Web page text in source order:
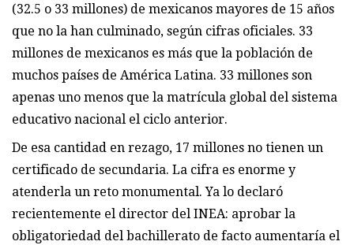
(32.5 o 33 millones) de mexicanos mayores de 15 años
que no la han culminado, según cifras oficiales. 33
millones de mexicanos es más que la población de
muchos países de América Latina. 33 millones son
apenas uno menos que la matrícula global del sistema
educativo nacional el ciclo anterior.
De esa cantidad en rezago, 17 millones no tienen un
certificado de secundaria. La cifra es enorme y
atenderla un reto monumental. Ya lo declaró
recientemente el director del INEA: aprobar la
obligatoriedad del bachillerato de facto aumentaría el